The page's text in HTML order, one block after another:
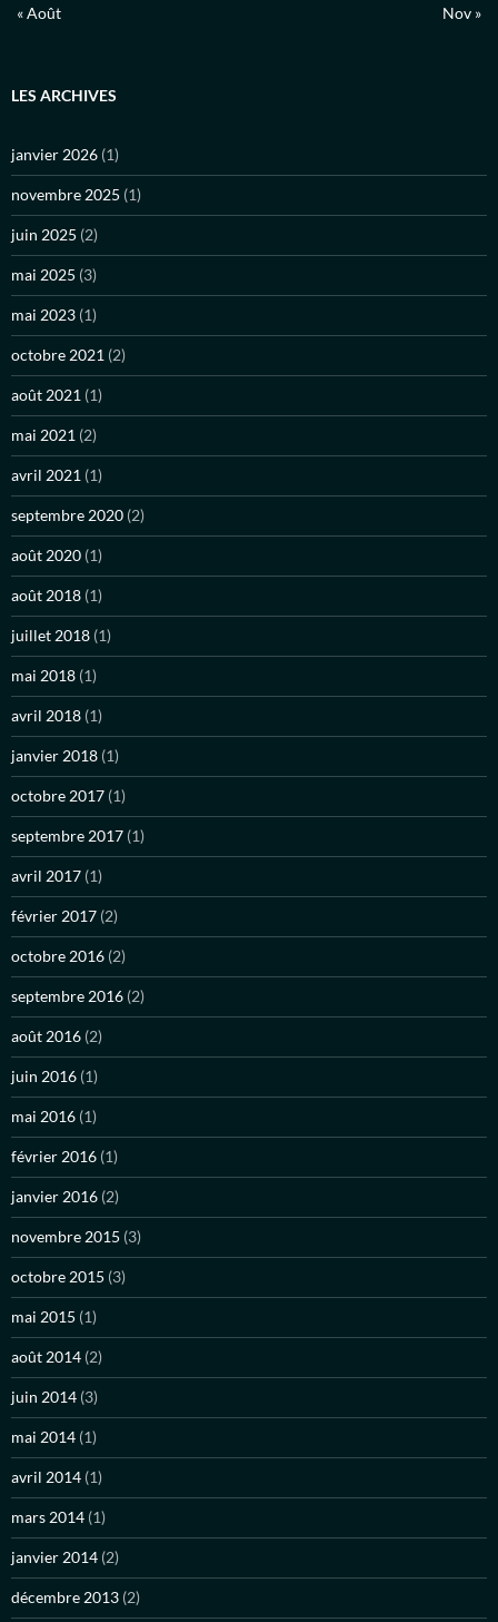
« Août Nov »
LES ARCHIVES
janvier 2026 (1)
novembre 2025 (1)
juin 2025 (2)
mai 2025 (3)
mai 2023 (1)
octobre 2021 (2)
août 2021 (1)
mai 2021 (2)
avril 2021 (1)
septembre 2020 (2)
août 2020 (1)
août 2018 (1)
juillet 2018 (1)
mai 2018 (1)
avril 2018 (1)
janvier 2018 (1)
octobre 2017 (1)
septembre 2017 (1)
avril 2017 (1)
février 2017 (2)
octobre 2016 (2)
septembre 2016 (2)
août 2016 (2)
juin 2016 (1)
mai 2016 (1)
février 2016 (1)
janvier 2016 (2)
novembre 2015 (3)
octobre 2015 (3)
mai 2015 (1)
août 2014 (2)
juin 2014 (3)
mai 2014 (1)
avril 2014 (1)
mars 2014 (1)
janvier 2014 (2)
décembre 2013 (2)